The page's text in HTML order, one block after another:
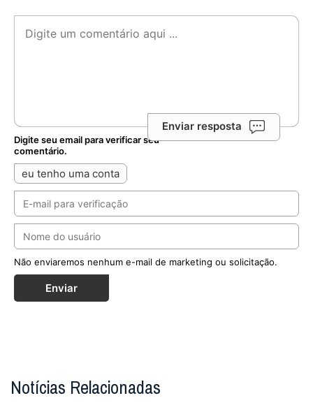
Enviar resposta
Digite seu email para verificar seu
comentário.
eu tenho uma conta
Não enviaremos nenhum e-mail de marketing ou solicitação.
Enviar
Notícias Relacionadas